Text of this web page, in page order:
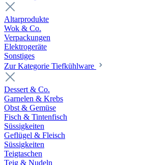
Altarprodukte
Wok & Co.
Verpackungen
Elektrogeräte
Sonstiges
Zur Kategorie Tiefkühlware
Dessert & Co.
Garnelen & Krebs
Obst & Gemüse
Fisch & Tintenfisch
Süssigkeiten
Geflügel & Fleisch
Süssigkeiten
Teigtaschen
Teig & Nudeln